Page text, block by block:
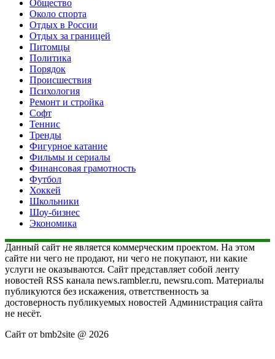
Общество
Около спорта
Отдых в России
Отдых за границей
Питомцы
Политика
Порядок
Происшествия
Психология
Ремонт и стройка
Софт
Теннис
Тренды
Фигурное катание
Фильмы и сериалы
Финансовая грамотность
Футбол
Хоккей
Школьники
Шоу-бизнес
Экономика
Данный сайт не является коммерческим проектом. На этом
сайте ни чего не продают, ни чего не покупают, ни какие
услуги не оказываются. Сайт представляет собой ленту
новостей RSS канала news.rambler.ru, newsru.com. Материалы
публикуются без искажения, ответственность за
достоверность публикуемых новостей Администрация сайта
не несёт.
Сайт от bmb2site @ 2026